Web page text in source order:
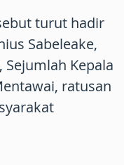
turut hadir
Sabeleake,
Kepala
ratusan